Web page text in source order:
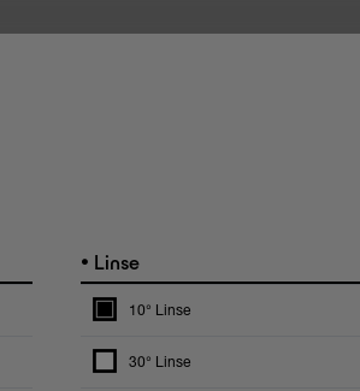
• Linse
10° Linse
30° Linse